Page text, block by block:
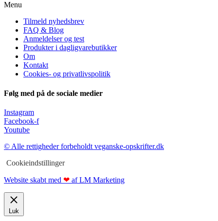
Menu
Tilmeld nyhedsbrev
FAQ & Blog
Anmeldelser og test
Produkter i dagligvarebutikker
Om
Kontakt
Cookies- og privatlivspolitik
Følg med på de sociale medier
Instagram
Facebook-f
Youtube
© Alle rettigheder forbeholdt veganske-opskrifter.dk
Cookieindstillinger
Website skabt med ❤ af LM Marketing
Luk